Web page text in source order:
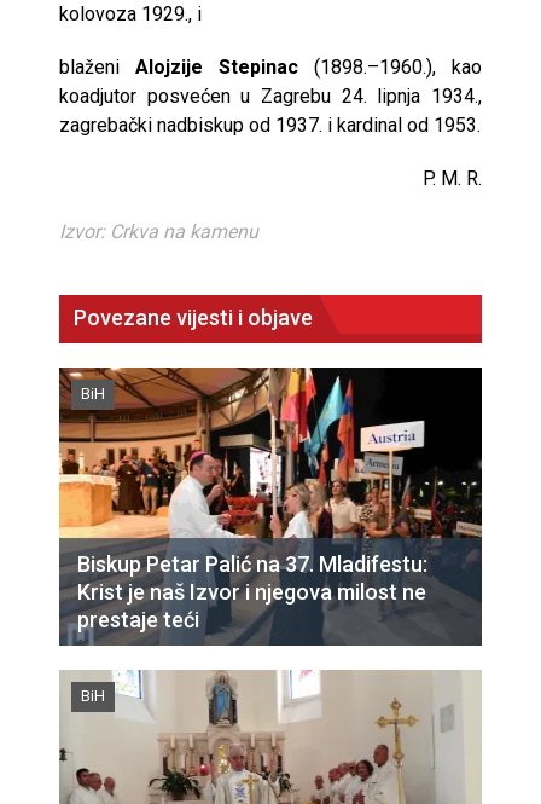
kolovoza 1929., i
blaženi Alojzije Stepinac (1898.–1960.), kao
koadjutor posvećen u Zagrebu 24. lipnja 1934.,
zagrebački nadbiskup od 1937. i kardinal od 1953.
P. M. R.
Izvor: Crkva na kamenu
Povezane vijesti i objave
BiH
Biskup Petar Palić na 37. Mladifestu:
Krist je naš Izvor i njegova milost ne
prestaje teći
BiH